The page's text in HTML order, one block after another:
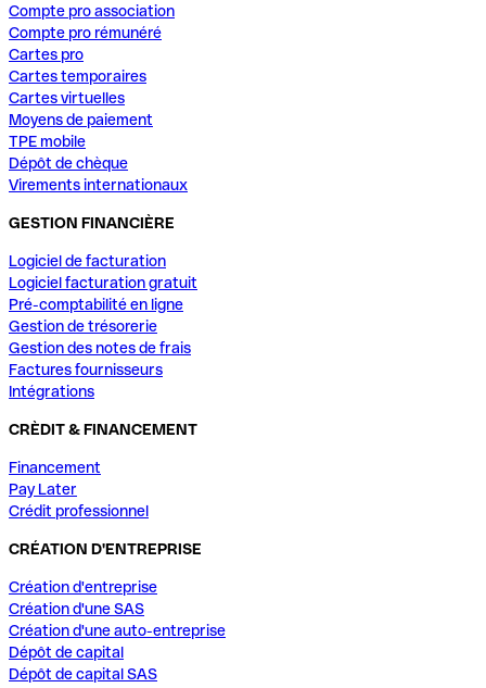
Compte pro association
Compte pro rémunéré
Cartes pro
Cartes temporaires
Cartes virtuelles
Moyens de paiement
TPE mobile
Dépôt de chèque
Virements internationaux
GESTION FINANCIÈRE
Logiciel de facturation
Logiciel facturation gratuit
Pré-comptabilité en ligne
Gestion de trésorerie
Gestion des notes de frais
Factures fournisseurs
Intégrations
CRÈDIT & FINANCEMENT
Financement
Pay Later
Crédit professionnel
CRÉATION D'ENTREPRISE
Création d'entreprise
Création d'une SAS
Création d'une auto-entreprise
Dépôt de capital
Dépôt de capital SAS